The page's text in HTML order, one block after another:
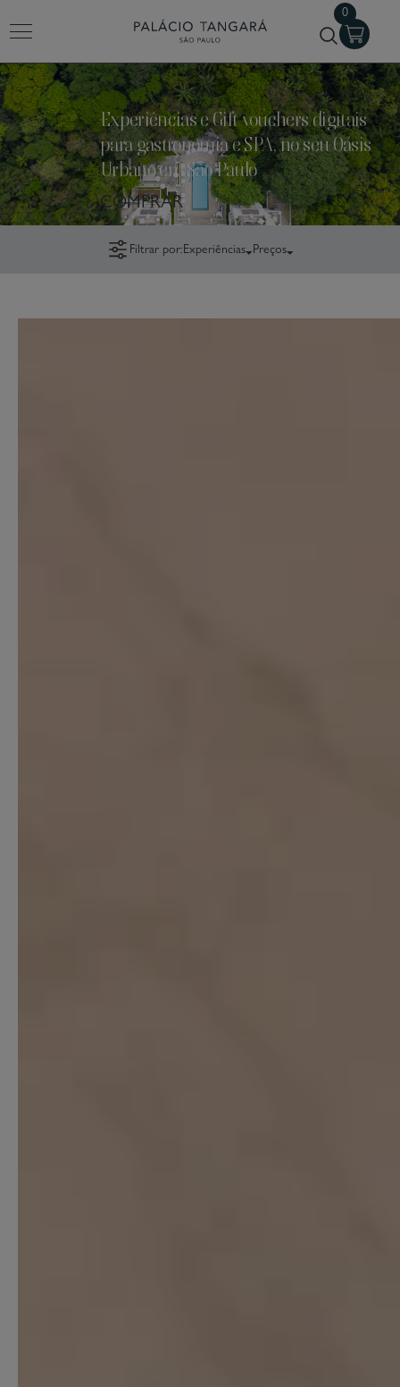
IR PARA O CONTEÚDO
0
Experiências e Gift vouchers digitais
para gastronomia e SPA, no seu Oásis
Urbano em São Paulo
COMPRAR
Filtrar por:Experiências Preços